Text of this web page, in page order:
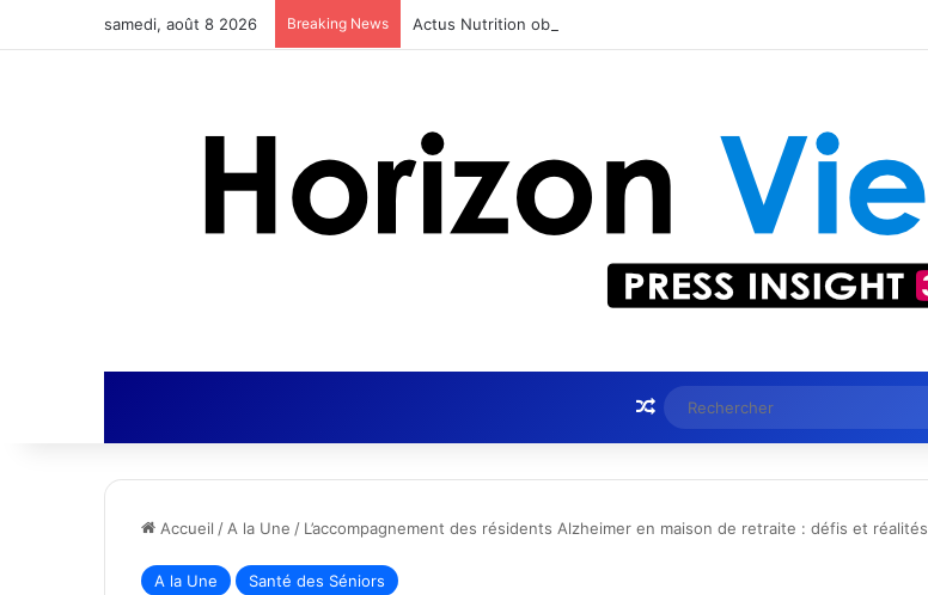
samedi, août 8 2026 Breaking News Actus Nutrition obtient le statut Certified B Corporation™
Article Aléatoire
Accueil / A la Une / L’accompagnement des résidents Alzheimer en maison de retraite : défis et réalités
A la Une Santé des Séniors